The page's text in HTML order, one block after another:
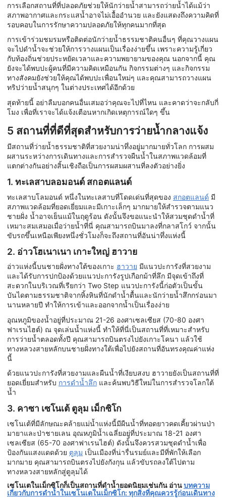
การเลือกสถานที่ที่ปลอดภัยช่วยให้นักว่ายน้ำสามารถว่ายน้ำได้แม้ว่า
สภาพอากาศและกระแสน้ำอาจไม่เอื้ออำนวย และยังแสดงถึงความคิดที่
รอบคอบในการรักษาความปลอดภัยให้ทุกคนมากที่สุด
การเข้าร่วมชมรมหรือติดต่อนักว่ายน้ำธรรมชาติคนอื่นๆ ที่คุณวางแผน
จะไปดำน้ำจะช่วยให้การวางแผนเป็นเรื่องง่ายขึ้น เพราะความรู้เกี่ยว
กับท้องถิ่นช่วยประหยัดเวลาและความพยายามของคุณ นอกจากนี้ คุณ
ยังจะได้พบปะผู้คนที่มีความคิดเหมือนกัน กิจกรรมต่างๆ และกิจกรรม
ทางสังคมยังช่วยให้คุณได้พบปะเพื่อนใหม่ๆ และคุณสามารถวางแผน
ทริปว่ายน้ำสนุกๆ ในต่างประเทศได้อีกด้วย
สุดท้ายนี้ อย่าลืมบอกคนอื่นเสมอว่าคุณจะไปที่ไหน และคาดว่าจะกลับกี่
โมง เพื่อที่เราจะได้แจ้งเตือนหากเกิดเหตุการณ์ใดๆ ขึ้น
5 สถานที่ที่ดีที่สุดสำหรับการว่ายน้ำกลางแจ้ง
มีสถานที่ว่ายน้ำธรรมชาติที่สวยงามน่าทึ่งอยู่มากมายทั่วโลก การผสม
ผสานระหว่างการเดินทางและการสำรวจผืนน้ำในสภาพแวดล้อมที่
แตกต่างกันอย่างสิ้นเชิงถือเป็นการผสมผสานที่ลงตัวอย่างยิ่ง
1. ทะเลสาบลอมอนด์ สกอตแลนด์
ทะเลสาบโลมอนด์ หนึ่งในทะเลสาบที่โดดเด่นที่สุดของ สกอตแลนด์ มี
สภาพแวดล้อมที่ยอดเยี่ยมและมีเกาะเล็กๆ มากมายให้สำรวจตามแนว
ชายฝั่ง น้ำอาจเย็นแม้ในฤดูร้อน ดังนั้นจึงขอแนะนำให้สวมชุดดำน้ำที่
เหมาะสมเสมอเมื่อว่ายน้ำที่นี่ คุณสามารถบินมาลงที่กลาสโกว์ จากนั้น
ขับรถขึ้นเหนือเพียงหนึ่งชั่วโมงก็จะถึงสถานที่อันน่าทึ่งแห่งนี้
2. อ่าวโฮเนาเนา เกาะใหญ่ ฮาวาย
อ่าวแห่งนี้บนชายฝั่งทางใต้ของเกาะ ฮาวาย มีแนวปะการังที่สวยงาม
และได้รับการปกป้องด้วยแนวปะการังรูปเกือกม้าที่ลึก มีจุดเข้าถึงที่
สะดวกในบริเวณที่เรียกว่า Two Step แนวปะการังนี้ก่อตัวเป็นขั้น
บันไดตามธรรมชาติจากหิ้งหินที่นักดำน้ำตื้นและนักว่ายน้ำสึกกร่อนมา
นานหลายปี ทำให้การเข้าและออกจากน้ำเป็นเรื่องง่าย
อุณหภูมิของน้ำอยู่ที่ประมาณ 21-26 องศาเซลเซียส (70-80 องศา
ฟาเรนไฮต์) ณ จุดเล่นน้ำแห่งนี้ ทำให้ที่นี่เป็นสถานที่ที่เหมาะสำหรับ
การว่ายน้ำตลอดทั้งปี คุณสามารถบินตรงไปยังเกาะโคนา แล้วใช้
ทางหลวงสายหลักบนชายฝั่งทางใต้เพื่อไปยังสถานที่อันทรงคุณค่าแห่ง
นี้
ด้วยแนวปะการังที่สวยงามและผืนน้ำที่เงียบสงบ ฮาวายยังเป็นสถานที่ที่
ยอดเยี่ยมสำหรับ การดำน้ำลึก และค้นพบวิธีใหม่ในการสำรวจโลกใต้
น้ำ
3. คาซา เซโนเต้ ตูลุม เม็กซิโก
เซโนเต้ที่มีลักษณะคล้ายแม่น้ำแห่งนี้มีผืนน้ำที่ทอดยาวคดเคี้ยวผ่านป่า
มายาและป่าชายเลน อุณหภูมิน้ำเฉลี่ยอยู่ที่ประมาณ 18-21 องศา
เซลเซียส (65-70 องศาฟาเรนไฮต์) ดังนั้นจึงควรสวมชุดดำน้ำเพื่อ
ป้องกันแสงแดดด้วย ตูลุม เป็นเมืองที่น่ารื่นรมย์และมีที่พักให้เลือก
มากมาย คุณสามารถบินตรงไปยังกังกุน แล้วขับรถลงใต้ไปตาม
ทางหลวงสายหลักสู่ตูลุมได้
เซโนเตในเม็กซิโกก็เป็นสถานที่ดำน้ำยอดนิยมเช่นกัน อ่านบทความ
เกี่ยวกับการดำน้ำในเซโนเตในเม็กซิโก: ทุกสิ่งที่คุณควรรู้ก่อนเดินทาง